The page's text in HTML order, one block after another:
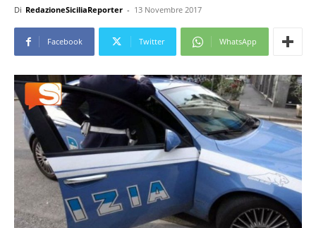
Di RedazioneSiciliaReporter - 13 Novembre 2017
Facebook Twitter WhatsApp